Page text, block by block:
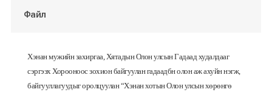
Файл
Хэнанмужийн захиргаа,Хятадын ОлонулсынГадаад худалдааг
сэргээхХорооноосзохион байгуулан гадаадбнолон ажахуйннэгж,
байгууллагуудыгоролцуулан “ХэнанхотынОлон улсын хөрөнгө